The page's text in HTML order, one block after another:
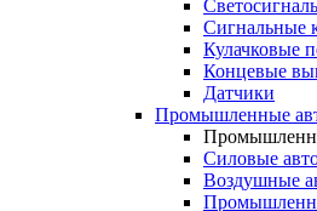
Сигнальные
Кулачковые
Концевые
Датчики
Промышленные
Силовые
Воздушные